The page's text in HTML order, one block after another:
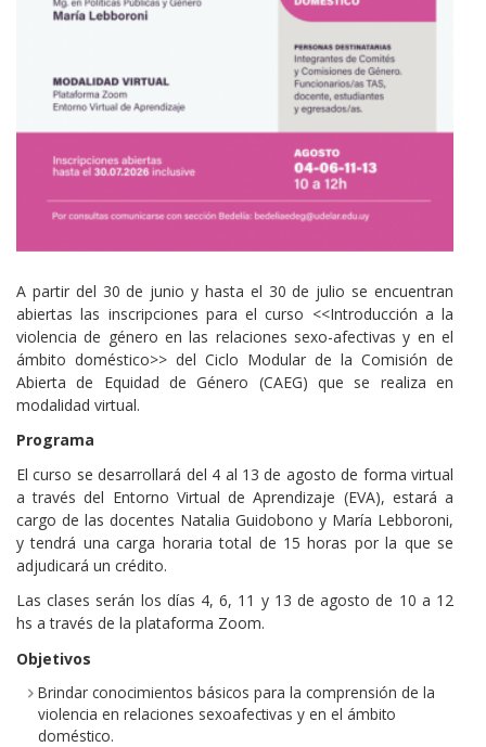
Cuerpo
A partir del 30 de junio y hasta el 30 de julio se encuentran
abiertas las inscripciones para el curso <<Introducción a la
violencia de género en las relaciones sexo-afectivas y en el
ámbito doméstico>> del Ciclo Modular de la Comisión de
Abierta de Equidad de Género (CAEG) que se realiza en
modalidad virtual.
Programa
El curso se desarrollará del 4 al 13 de agosto de forma virtual
a través del Entorno Virtual de Aprendizaje (EVA), estará a
cargo de las docentes Natalia Guidobono y María Lebboroni,
y tendrá una carga horaria total de 15 horas por la que se
adjudicará un crédito.
Las clases serán los días 4, 6, 11 y 13 de agosto de 10 a 12
hs a través de la plataforma Zoom.
Objetivos
Brindar conocimientos básicos para la comprensión de la
violencia en relaciones sexoafectivas y en el ámbito
doméstico.